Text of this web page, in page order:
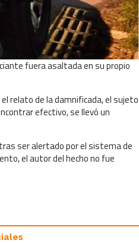
fuera asaltada en su propio
relato de la damnificada, el sujeto
efectivo, se llevó un
ser alertado por el sistema de
el autor del hecho no fue